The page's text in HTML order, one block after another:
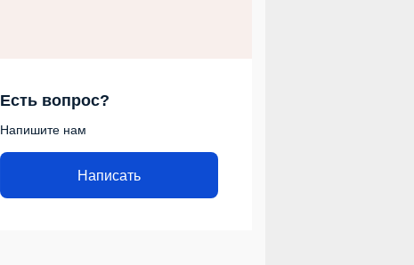
Есть вопрос?
Напишите нам
Написать